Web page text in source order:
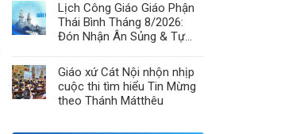
Lịch Công Giáo Giáo Phận
Thái Bình Tháng 8/2026:
Đón Nhận Ân Sủng & Tự
Giáo xứ Cát Nội nhộn nhịp
cuộc thi tìm hiểu Tin Mừng
theo Thánh Mátthêu